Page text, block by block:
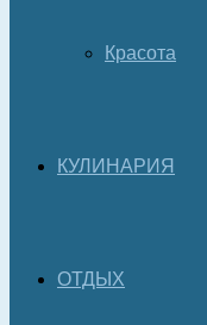
Красота
КУЛИНАРИЯ
ОТДЫХ